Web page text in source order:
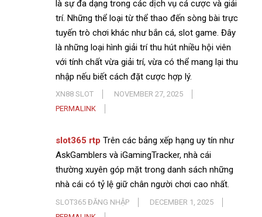
là sự đa dạng trong các dịch vụ cá cược và giải
trí. Những thể loại từ thể thao đến sòng bài trực
tuyến trò chơi khác như bắn cá, slot game. Đây
là những loại hình giải trí thu hút nhiều hội viên
với tính chất vừa giải trí, vừa có thể mang lại thu
nhập nếu biết cách đặt cược hợp lý.
XN88 SLOT
NOVEMBER 27, 2025
PERMALINK
slot365 rtp Trên các bảng xếp hạng uy tín như
AskGamblers và iGamingTracker, nhà cái
thường xuyên góp mặt trong danh sách những
nhà cái có tỷ lệ giữ chân người chơi cao nhất.
SLOT365 ĐĂNG NHẬP
DECEMBER 1, 2025